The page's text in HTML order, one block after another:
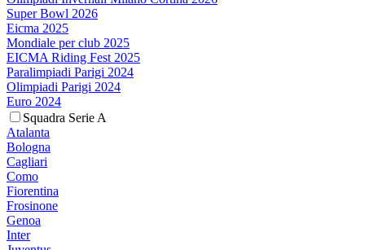
Super Bowl 2026
Eicma 2025
Mondiale per club 2025
EICMA Riding Fest 2025
Paralimpiadi Parigi 2024
Olimpiadi Parigi 2024
Euro 2024
Squadra Serie A
Atalanta
Bologna
Cagliari
Como
Fiorentina
Frosinone
Genoa
Inter